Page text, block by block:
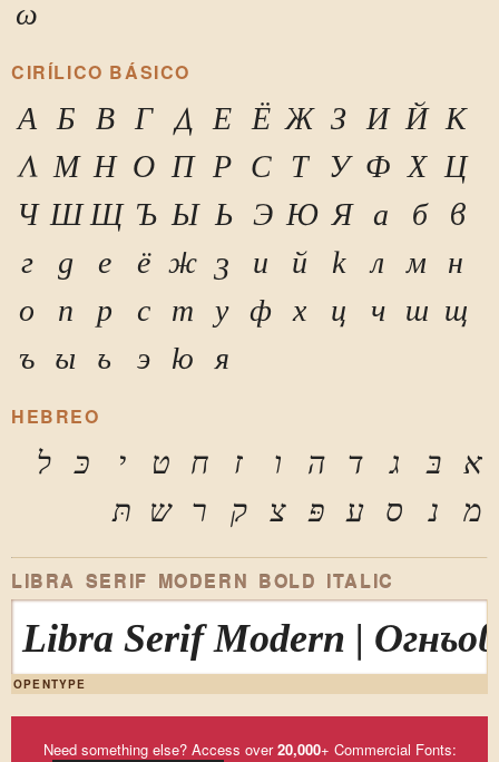
ω
CIRÍLICO BÁSICO
А Б В Г Д Е Ё Ж З И Й К
Л М Н О П Р С Т У Ф Х Ц
Ч Ш Щ Ъ Ы Ь Э Ю Я а б
в
г
д е ё ж з и й к л м
н
о
п р с т у ф х ц ч ш щ
ъ
ы ь э ю я
HEBREO
א בּ ג ד ה ו ז ח ט י כּ
ל
מ
נ ס ע פּ צ ק ר ש תּ
LIBRA SERIF MODERN BOLD ITALIC
Libra Serif Modern |
OPENTYPE
Need something else? Access over20,000+ Commercial Fonts: